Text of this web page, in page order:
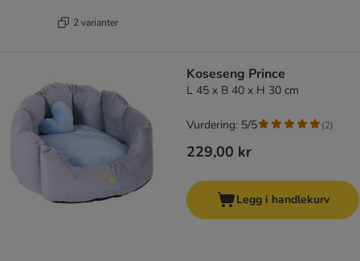
2 varianter
Koseseng Prince
L 45 x B 40 x H 30 cm
229,00 kr
Vurdering: 5/5 (2)
Legg i handlekurv